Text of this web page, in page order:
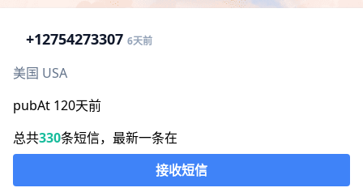
+12754273307 6天前
美国 USA
pubAt 120天前
总共330条短信，最新一条在
接收短信